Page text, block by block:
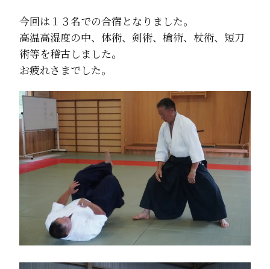
今回は１３名での合宿となりました。
高温高湿度の中、体術、剣術、槍術、杖術、短刀
術等を稽古しました。
お疲れさまでした。